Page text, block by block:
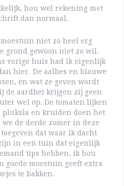
hou wel rekening met
dan normaal.
niet zo heel erg
grond gewoon niet zo wil.
vorige huis had ik eigenlijk
hier. De aalbes en blauwe
en wat ze geven wordt
de aardbei krijgen zij geen
wel op. De tomaten lijken
pluksla en kruiden doen het
de derde zomer in deze
dat waar ik dacht
in een tuin dat eigenlijk
tips hebben, ik hou
goede moestuin geeft extra
te bakken.